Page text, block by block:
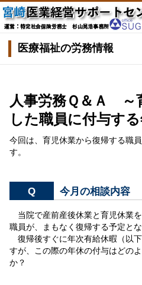
医療福祉の労務情報
人事労務Ｑ＆Ａ ～
した職員に付与す
今回は、育児休業から復帰する職
す。
Q 今月の相談内容
当院で産前産後休業と育児休業
職員が、まもなく復帰する予定とな
復帰後すぐに年次有給休暇（以
すが、この際の年休の付与はどの
か？